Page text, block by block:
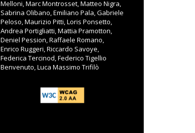
Melloni, Marc Montrosset, Matteo Nigra,
Sabrina Olibano, Emiliano Pala, Gabriele
Peloso, Maurizio Pitti, Loris Ponsetto,
Andrea Portigliatti, Mattia Pramotton,
Deniel Pession, Raffaele Romano,
Enrico Ruggeri, Riccardo Savoye,
Federica Tercinod, Federico Tigellio
Benvenuto, Luca Massimo Trifilò